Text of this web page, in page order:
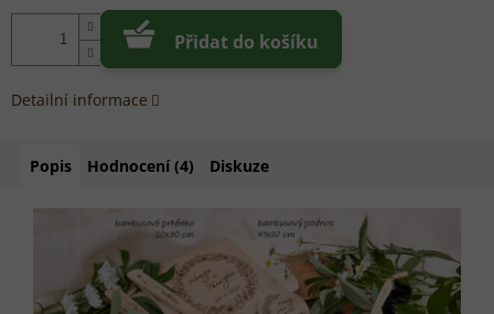
Přidat do košíku
Detailní informace
Popis Hodnocení (4) Diskuze